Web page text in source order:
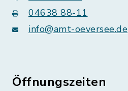
04638 88-11
info@amt-oeversee.de
Öffnungszeiten